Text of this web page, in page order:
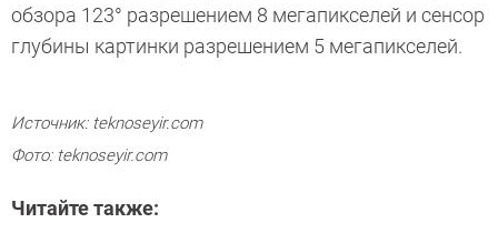
обзора 123° разрешением 8 мегапикселей и сенсор
глубины картинки разрешением 5 мегапикселей.
Источник: teknoseyir.com
Фото: teknoseyir.com
Читайте также: